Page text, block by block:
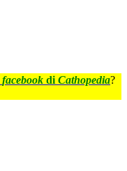
facebook di Cathopedia?